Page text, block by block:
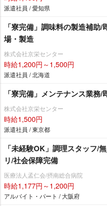
派遣社員 / 愛知県
「寮完備」調味料の製造補助
場・製造
株式会社京栄センター
時給1,200円～1,500円
派遣社員 / 北海道
「寮完備」メンテナンス業務
株式会社京栄センター
時給1,500円
派遣社員 / 東京都
「未経験OK」調理スタッフ/
リ/社会保障完備
医療法人孟仁会/摂南総合病院
時給1,177円～1,200円
アルバイト・パート / 大阪府